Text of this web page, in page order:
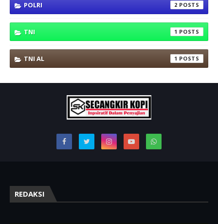
POLRI 2
TNI 1
TNI AL 1
REDAKSI